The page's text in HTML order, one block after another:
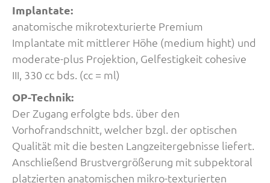
Implantate:
anatomische mikrotexturierte Premium
Implantate mit mittlerer Höhe (medium hight) und
moderate-plus Projektion, Gelfestigkeit cohesive
III, 330 cc bds. (cc = ml)
OP-Technik:
Der Zugang erfolgte bds. über den
Vorhofrandschnitt, welcher bzgl. der optischen
Qualität mit die besten Langzeitergebnisse liefert.
Anschließend Brustvergrößerung mit subpektoral
platzierten anatomischen mikro-texturierten